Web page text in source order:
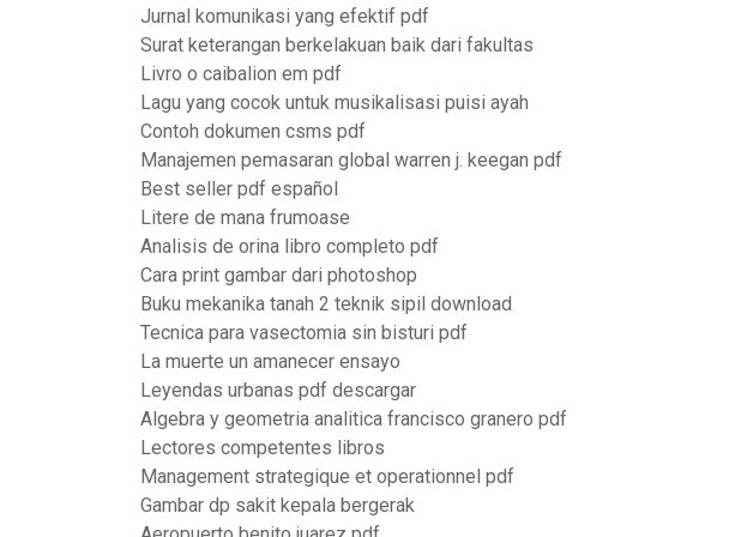
Jurnal komunikasi yang efektif pdf
Surat keterangan berkelakuan baik dari fakultas
Livro o caibalion em pdf
Lagu yang cocok untuk musikalisasi puisi ayah
Contoh dokumen csms pdf
Manajemen pemasaran global warren j. keegan pdf
Best seller pdf español
Litere de mana frumoase
Analisis de orina libro completo pdf
Cara print gambar dari photoshop
Buku mekanika tanah 2 teknik sipil download
Tecnica para vasectomia sin bisturi pdf
La muerte un amanecer ensayo
Leyendas urbanas pdf descargar
Algebra y geometria analitica francisco granero pdf
Lectores competentes libros
Management strategique et operationnel pdf
Gambar dp sakit kepala bergerak